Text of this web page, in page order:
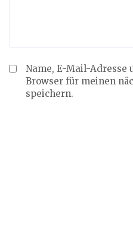
Name, E-Mail-Adresse
Browser für meinen
speichern.